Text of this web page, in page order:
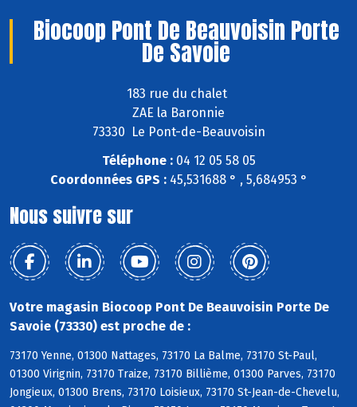
Biocoop Pont De Beauvoisin Porte
De Savoie
183 rue du chalet
ZAE la Baronnie
73330 Le Pont-de-Beauvoisin
Téléphone :04 12 05 58 05
Coordonnées GPS :45,531688 ° , 5,684953 °
Nous suivre sur
Votre magasin Biocoop Pont De Beauvoisin Porte De
Savoie (73330) est proche de :
73170 Yenne, 01300 Nattages, 73170 La Balme, 73170 St-Paul,
01300 Virignin, 73170 Traize, 73170 Billième, 01300 Parves, 73170
Jongieux, 01300 Brens, 73170 Loisieux, 73170 St-Jean-de-Chevelu,